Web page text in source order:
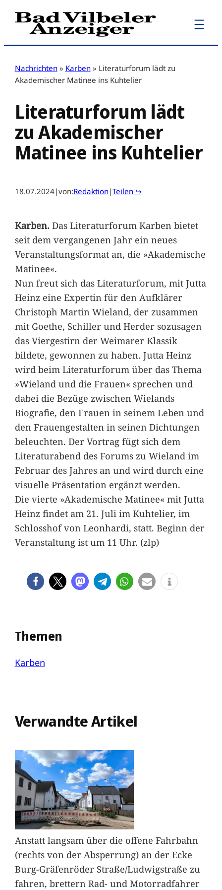
Zum
Inhalt
Nachrichten » Karben » Literaturforum lädt zu
Akademischer Matinee ins Kuhtelier
Literaturforum lädt
zu Akademischer
Matinee ins Kuhtelier
18.07.2024|von:Redaktion|Teilen ↪
Karben.Das Literaturforum Karben bietet
seit dem vergangenen Jahr ein neues
Veranstaltungsformat an, die »Akademische
Matinee«.
Nun freut sich das Literaturforum, mit Jutta
Heinz eine Expertin für den Aufklärer
Christoph Martin Wieland, der zusammen
mit Goethe, Schiller und Herder sozusagen
das Viergestirn der Weimarer Klassik
bildete, gewonnen zu haben. Jutta Heinz
wird beim Literaturforum über das Thema
»Wieland und die Frauen« sprechen und
dabei die Bezüge zwischen Wielands
Biografie, den Frauen in seinem Leben und
den Frauengestalten in seinen Dichtungen
beleuchten. Der Vortrag fügt sich dem
Literaturabend des Forums zu Wieland im
Februar des Jahres an und wird durch eine
visuelle Präsentation ergänzt werden.
Die vierte »Akademische Matinee« mit Jutta
Heinz findet am 21. Juli im Kuhtelier, im
Schlosshof von Leonhardi, statt. Beginn der
Veranstaltung ist um 11 Uhr. (zlp)
Themen
Karben
Verwandte Artikel
Anstatt langsam über die offene Fahrbahn
(rechts von der Absperrung) an der Ecke
Burg-Gräfenröder Straße/Ludwigstraße zu
fahren, brettern Rad- und Motorradfahrer